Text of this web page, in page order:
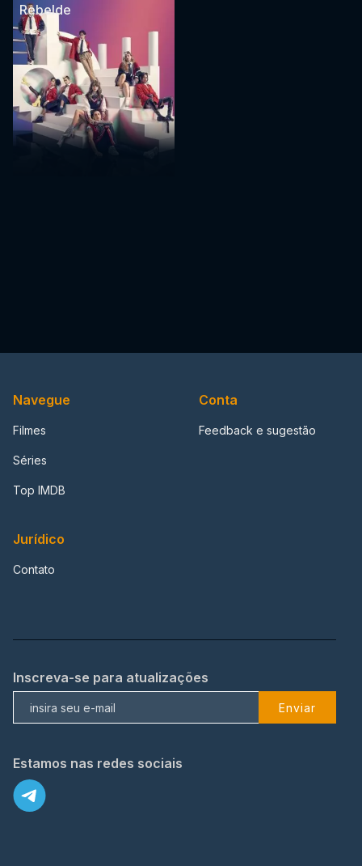
Rebelde
Navegue
Filmes
Séries
Top IMDB
Conta
Feedback e sugestão
Jurídico
Contato
Inscreva-se para atualizações
Enviar
Estamos nas redes sociais